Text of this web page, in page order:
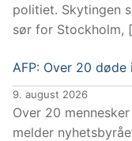
politiet. Skytingen
sør for Stockholm,
AFP: Over 20
9. august 2026
Over 20
melder